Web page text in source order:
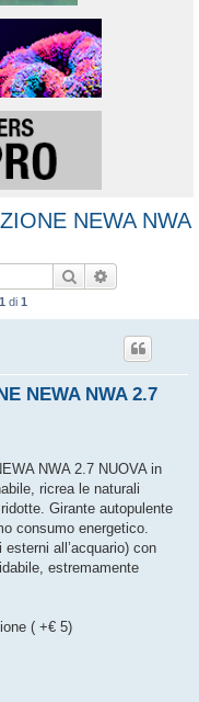
NEWA NWA
Cerca
1 di 1
NEWA NWA 2.7
NWA 2.7 NUOVA in
ricrea le naturali
Girante autopulente
consumo energetico.
all’acquario) con
estremamente
( +€ 5)